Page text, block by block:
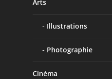
Arts
Illustrations
Photographie
Cinéma